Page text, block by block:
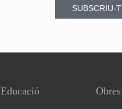
SUBSCRIU-
Educació